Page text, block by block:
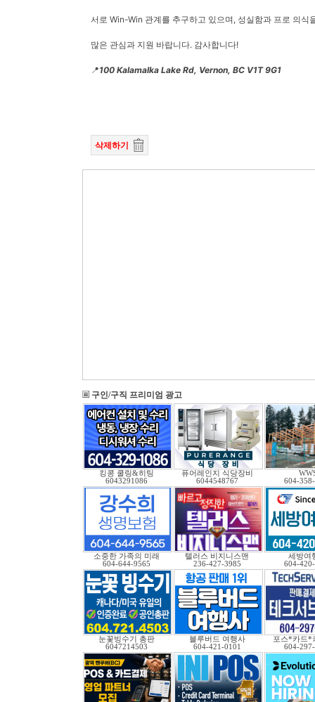
서로 Win-Win 관계를 추구하고 있으며, 성실함과 프로 의식
많은 관심과 지원 바랍니다. 감사합니다!
📍100 Kalamalka Lake Rd, Vernon, BC V1T 9G1
삭제하기
구인/구직 프리미엄 광고
킹콩 쿨링&히팅
6043291086
퓨어레인지 식당장비
6044548767
604-
소중한 가족의 미래
604-644-9565
텔러스 비지니스맨
236-427-3985
세방여
604-
눈꽃빙수기 총판
6047214503
블루버드 여행사
604-421-0101
포스*카드*
604-